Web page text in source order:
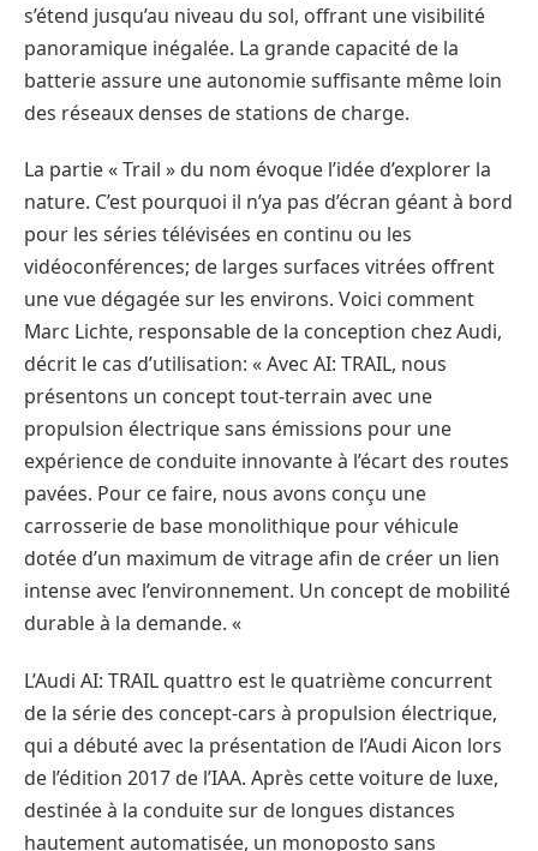
s’étend jusqu’au niveau du sol, offrant une visibilité
panoramique inégalée. La grande capacité de la
batterie assure une autonomie suffisante même loin
des réseaux denses de stations de charge.
La partie « Trail » du nom évoque l’idée d’explorer la
nature. C’est pourquoi il n’ya pas d’écran géant à bord
pour les séries télévisées en continu ou les
vidéoconférences; de larges surfaces vitrées offrent
une vue dégagée sur les environs. Voici comment
Marc Lichte, responsable de la conception chez Audi,
décrit le cas d’utilisation: « Avec AI: TRAIL, nous
présentons un concept tout-terrain avec une
propulsion électrique sans émissions pour une
expérience de conduite innovante à l’écart des routes
pavées. Pour ce faire, nous avons conçu une
carrosserie de base monolithique pour véhicule
dotée d’un maximum de vitrage afin de créer un lien
intense avec l’environnement. Un concept de mobilité
durable à la demande. «
L’Audi AI: TRAIL quattro est le quatrième concurrent
de la série des concept-cars à propulsion électrique,
qui a débuté avec la présentation de l’Audi Aicon lors
de l’édition 2017 de l’IAA. Après cette voiture de luxe,
destinée à la conduite sur de longues distances
hautement automatisée, un monoposto sans